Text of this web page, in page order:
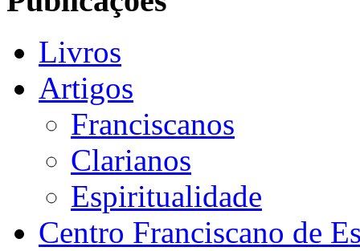
Livros
Artigos
Franciscanos
Clarianos
Espiritualidade
Centro Franciscano de